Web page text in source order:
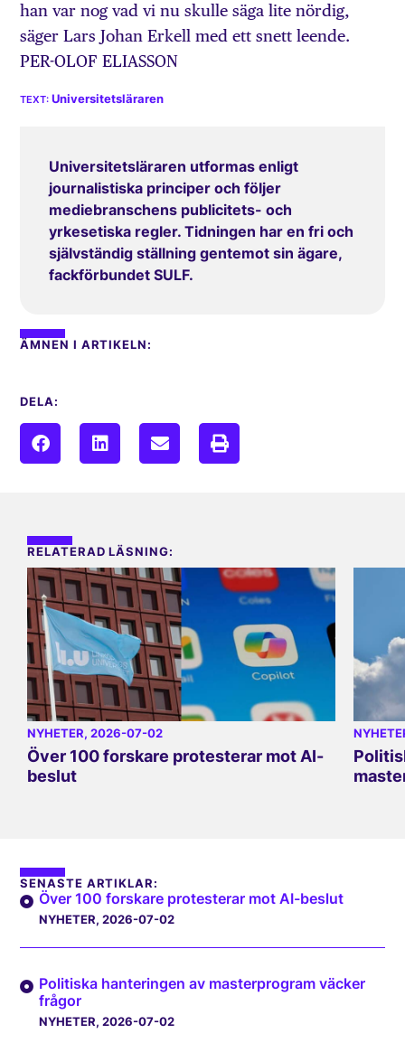
han var nog vad vi nu skulle säga lite nördig,
säger Lars Johan Erkell med ett snett leende.
PER-OLOF ELIASSON
Universitetsläraren
Universitetsläraren utformas enligt
journalistiska principer och följer
mediebranschens publicitets- och
yrkesetiska regler. Tidningen har en fri och
självständig ställning gentemot sin ägare,
fackförbundet SULF.
ÄMNEN I ARTIKELN:
DELA:
RELATERAD LÄSNING:
NYHETER, 2026-07-02
Över 100 forskare protesterar mot AI-
beslut
SENASTE ARTIKLAR:
Över 100 forskare protesterar mot AI-beslut
NYHETER, 2026-07-02
Politiska hanteringen av masterprogram väcker
frågor
NYHETER, 2026-07-02